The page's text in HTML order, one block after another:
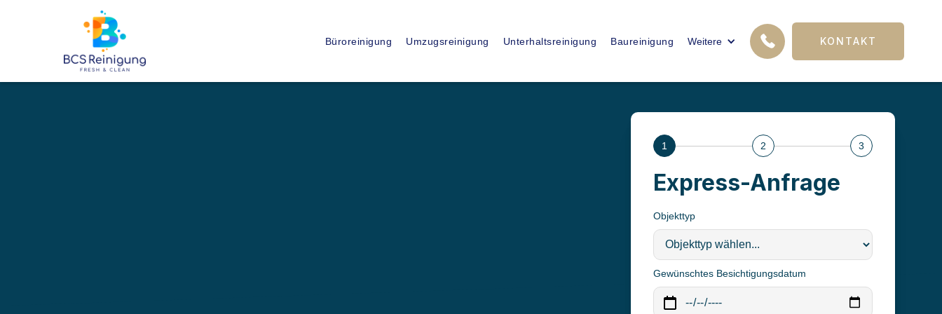
Büroreinigung Umzugsreinigung Unterhaltsreinigung Baureinigung Weitere KONTAKT
1 2 3
Express-Anfrage
Objekttyp
Gewünschtes Besichtigungsdatum
6500
BETREUTE OBJEKTE 15+ 12
FACHKRÄFTE